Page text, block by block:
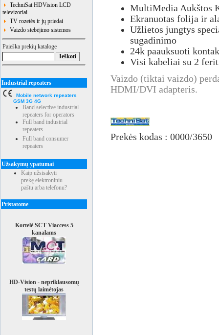
TechniSat HDVision LCD
televizoriai
TV rozetės ir jų priedai
Vaizdo stebėjimo sistemos
Paieška prekių kataloge
Industrial repeaters
Mobile network repeaters
GSM 3G 4G
Band selective industrial
repeaters for operators
Full band industrial
repeaters
Full band consumer
repeaters
Užsakymų ypatumai
Kaip užsisakyti
prekę elektroniniu
paštu arba telefonu?
Pristatome
Kortelė SCT Viaccess 5
kanalams
HD-Vision - nepriklausomų
testų laimėtojas
MultiMedia Aukštos
Ekranuotas folija ir
Užlietos jungtys
sugadinimo
24k paauksuoti
Visi kabeliai su 2
Vaizdo (tiktai vaizdo)
HDMI/DVI adapteris.
Prekės kodas : 0000/3650